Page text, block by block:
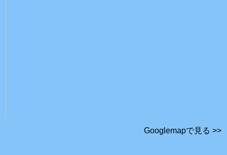
Googlemapで見る >>